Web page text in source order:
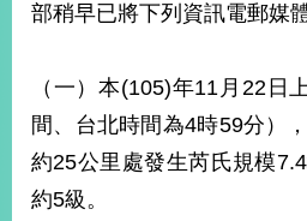
部稍早已將下列資訊電郵媒
（一）本(105)年11月22日
間、台北時間為4時59分）
約25公里處發生芮氏規模
約5級。